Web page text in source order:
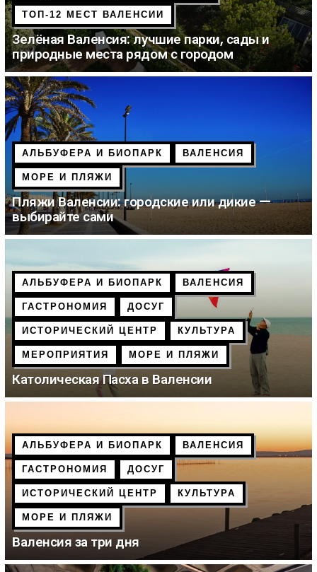
ТОП-12 МЕСТ ВАЛЕНСИИ
Зелёная Валенсия: лучшие парки, сады и
природные места рядом с городом
АЛЬБУФЕРА И БИОПАРК ВАЛЕНСИЯ
МОРЕ И ПЛЯЖИ
Пляжи Валенсии: городские или дикие —
выбирайте сами
АЛЬБУФЕРА И БИОПАРК ВАЛЕНСИЯ
ГАСТРОНОМИЯ ДОСУГ
ИСТОРИЧЕСКИЙ ЦЕНТР КУЛЬТУРА
МЕРОПРИЯТИЯ МОРЕ И ПЛЯЖИ
Католическая Пасха в Валенсии
АЛЬБУФЕРА И БИОПАРК ВАЛЕНСИЯ
ГАСТРОНОМИЯ ДОСУГ
ИСТОРИЧЕСКИЙ ЦЕНТР КУЛЬТУРА
МОРЕ И ПЛЯЖИ
Валенсия за три дня